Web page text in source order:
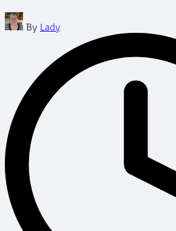
Posted
by
By Lady